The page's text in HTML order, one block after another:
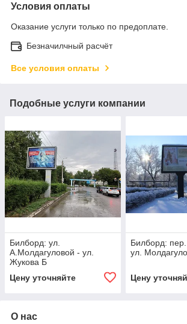
Условия оплаты
Оказание услуги только по предоплате.
Безначилчный расчёт
Все условия оплаты
Подобные услуги компании
Билборд: ул.
А.Молдагуловой - ул.
Жукова Б
Цену уточняйте
Билборд:
ул.
Цену
О нас